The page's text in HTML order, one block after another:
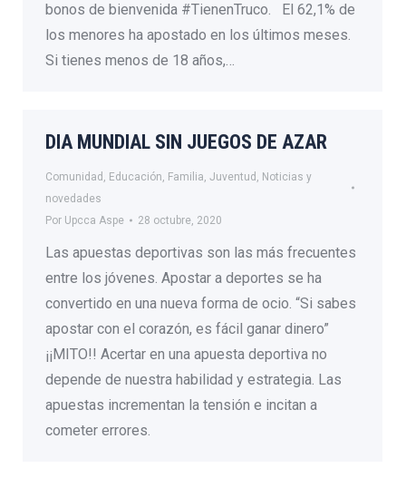
bonos de bienvenida #TienenTruco. El 62,1% de
los menores ha apostado en los últimos meses.
Si tienes menos de 18 años,…
DIA MUNDIAL SIN JUEGOS DE AZAR
Comunidad , Educación, Familia, Juventud , Noticias y
novedades
Por Upcca Aspe 28 octubre, 2020
Las apuestas deportivas son las más frecuentes
entre los jóvenes. Apostar a deportes se ha
convertido en una nueva forma de ocio. “Si sabes
apostar con el corazón, es fácil ganar dinero”
¡¡MITO!! Acertar en una apuesta deportiva no
depende de nuestra habilidad y estrategia. Las
apuestas incrementan la tensión e incitan a
cometer errores.